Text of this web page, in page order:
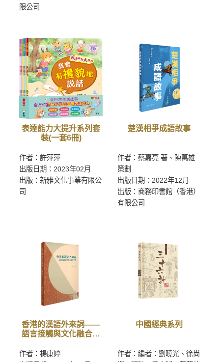
限公司
表達能力大提升系列套
裝(一套6冊)
作者：許萍萍
出版日期：2023年02月
出版：新雅文化事業有限公
司
楚漢相爭成語故事
作者：蔡嘉亮 著、陳萬雄
策劃
出版日期：2022年12月
出版：商務印書館（香港）
有限公司
香港的漢語外來詞——
語言接觸與文化融合研
作者：楊康婷
中國經典系列
作者：編者：劉曉光、徐尚